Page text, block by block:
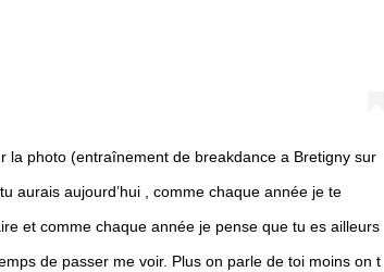
la photo (entraînement de breakdance a Bretigny sur
aurais aujourd’hui , comme chaque année je te
et comme chaque année je pense que tu es ailleurs
de passer me voir. Plus on parle de toi moins on t